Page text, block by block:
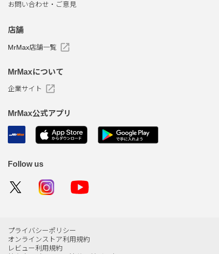
お問い合わせ・ご意見
店舗
MrMax店舗一覧
MrMaxについて
企業サイト
MrMax公式アプリ
Follow us
プライバシーポリシー
オンラインストア利用規約
レビュー利用規約